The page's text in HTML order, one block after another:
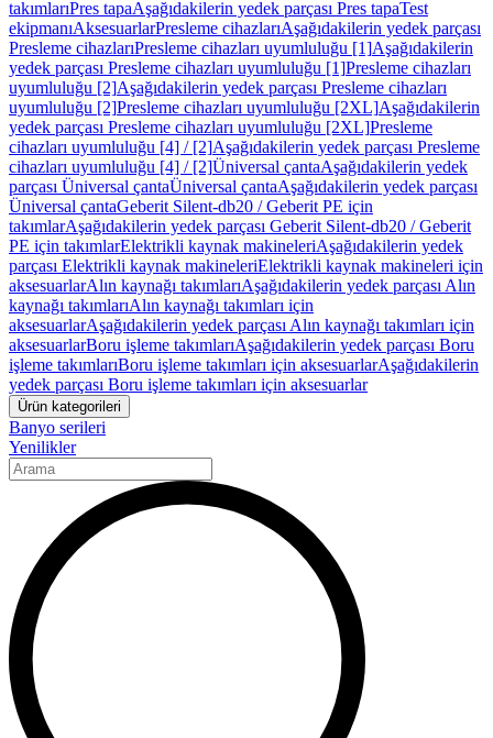
takımlarıPres tapaAşağıdakilerin yedek parçası Pres tapaTest
ekipmanıAksesuarlarPresleme cihazlarıAşağıdakilerin yedek parçası
Presleme cihazlarıPresleme cihazları uyumluluğu [1]Aşağıdakilerin
yedek parçası Presleme cihazları uyumluluğu [1]Presleme cihazları
uyumluluğu [2]Aşağıdakilerin yedek parçası Presleme cihazları
uyumluluğu [2]Presleme cihazları uyumluluğu [2XL]Aşağıdakilerin
yedek parçası Presleme cihazları uyumluluğu [2XL]Presleme
cihazları uyumluluğu [4] / [2]Aşağıdakilerin yedek parçası Presleme
cihazları uyumluluğu [4] / [2]Üniversal çantaAşağıdakilerin yedek
parçası Üniversal çantaÜniversal çantaAşağıdakilerin yedek parçası
Üniversal çantaGeberit Silent-db20 / Geberit PE için
takımlarAşağıdakilerin yedek parçası Geberit Silent-db20 / Geberit
PE için takımlarElektrikli kaynak makineleriAşağıdakilerin yedek
parçası Elektrikli kaynak makineleriElektrikli kaynak makineleri için
aksesuarlarAlın kaynağı takımlarıAşağıdakilerin yedek parçası Alın
kaynağı takımlarıAlın kaynağı takımları için
aksesuarlarAşağıdakilerin yedek parçası Alın kaynağı takımları için
aksesuarlarBoru işleme takımlarıAşağıdakilerin yedek parçası Boru
işleme takımlarıBoru işleme takımları için aksesuarlarAşağıdakilerin
yedek parçası Boru işleme takımları için aksesuarlar
Ürün kategorileri
Banyo serileri
Yenilikler